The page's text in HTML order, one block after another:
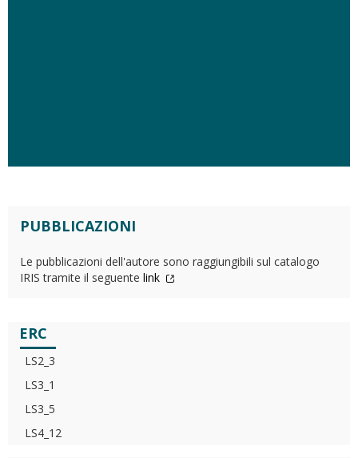
PUBBLICAZIONI
Le pubblicazioni dell'autore sono raggiungibili sul catalogo
IRIS tramite il seguente link
ERC
LS2_3
LS3_1
LS3_5
LS4_12